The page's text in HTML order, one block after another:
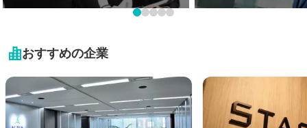
秋田県
山形県
福島県
栃木県
千葉県
富山県
石川県
福井県
滋賀県
京都府
大阪府
鳥取県
九州・沖縄地方
おすすめの企業